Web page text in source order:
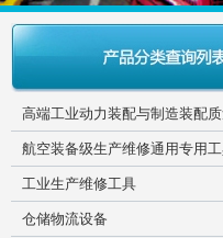
高端工业动力装配与制造装配
航空装备级生产维修通用专用
工业生产维修工具
仓储物流设备